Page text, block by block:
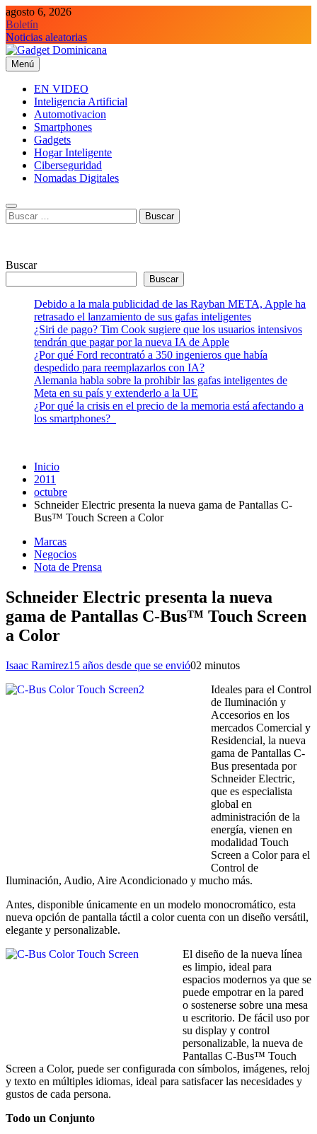
Saltar
al
contenido
agosto 6, 2026
Boletín
Noticias aleatorias
Gadget Dominicana
Gadgets y Tecnología de consumo
Menú
EN VIDEO
Inteligencia Artificial
Automotivacion
Smartphones
Gadgets
Hogar Inteligente
Ciberseguridad
Nomadas Digitales
Buscar:
Buscar
Buscar
Debido a la mala publicidad de las Rayban META, Apple ha
retrasado el lanzamiento de sus gafas inteligentes
¿Siri de pago? Tim Cook sugiere que los usuarios intensivos
tendrán que pagar por la nueva IA de Apple
¿Por qué Ford recontrató a 350 ingenieros que había
despedido para reemplazarlos con IA?
Alemania habla sobre la prohibir las gafas inteligentes de
Meta en su país y extenderlo a la UE
¿Por qué la crisis en el precio de la memoria está afectando a
los smartphones?
Inicio
2011
octubre
Schneider Electric presenta la nueva gama de Pantallas C-
Bus™ Touch Screen a Color
Marcas
Negocios
Nota de Prensa
Schneider Electric presenta la nueva
gama de Pantallas C-Bus™ Touch Screen
a Color
Isaac Ramirez15 años desde que se envió02 minutos
Ideales para el Control
de Iluminación y
Accesorios en los
mercados Comercial y
Residencial, la nueva
gama de Pantallas C-
Bus presentada por
Schneider Electric,
que es especialista
global en
administración de la
energía, vienen en
modalidad Touch
Screen a Color para el
Control de
Iluminación, Audio, Aire Acondicionado y mucho más.
Antes, disponible únicamente en un modelo monocromático, esta
nueva opción de pantalla táctil a color cuenta con un diseño versátil,
elegante y personalizable.
El diseño de la nueva línea
es limpio, ideal para
espacios modernos ya que se
puede empotrar en la pared
o sostenerse sobre una mesa
u escritorio. De fácil uso por
su display y control
personalizable, la nueva de
Pantallas C-Bus™ Touch
Screen a Color, puede ser configurada con símbolos, imágenes, reloj
y texto en múltiples idiomas, ideal para satisfacer las necesidades y
gustos de cada persona.
Todo un Conjunto